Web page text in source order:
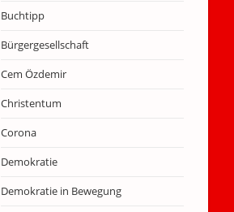
Buchtipp
Bürgergesellschaft
Cem Özdemir
Christentum
Corona
Demokratie
Demokratie in Bewegung